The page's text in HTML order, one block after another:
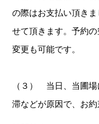
の際はお支払い頂き
せて頂きます。予約
変更も可能です。
（３） 当日、当圃
滞などが原因で、お約